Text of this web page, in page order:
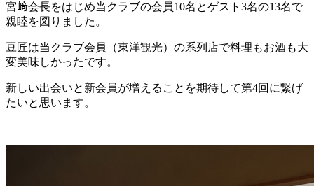
宮﨑会長をはじめ当クラブの会員10名とゲスト3名の13名で
親睦を図りました。
豆匠は当クラブ会員（東洋観光）の系列店で料理もお酒も大
変美味しかったです。
新しい出会いと新会員が増えることを期待して第4回に繋げ
たいと思います。